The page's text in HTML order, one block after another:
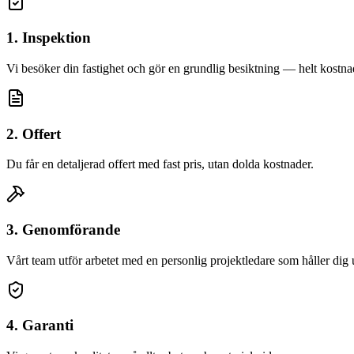
1. Inspektion
Vi besöker din fastighet och gör en grundlig besiktning — helt
2. Offert
Du får en detaljerad offert med fast pris, utan dolda kostnader.
3. Genomförande
Vårt team utför arbetet med en personlig projektledare som håller dig
4. Garanti